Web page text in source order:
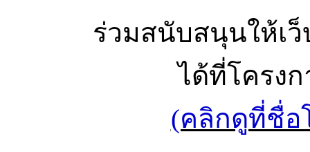
ร่วมสนับสนุนให้เ
ได้ที่โครง
(คลิกดูที่ชื่อ